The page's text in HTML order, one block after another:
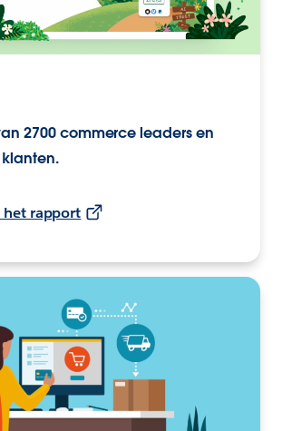
2700 commerce leaders en
klanten.
rapport